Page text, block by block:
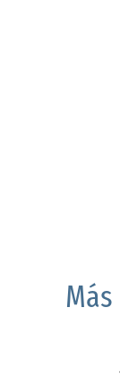
Más